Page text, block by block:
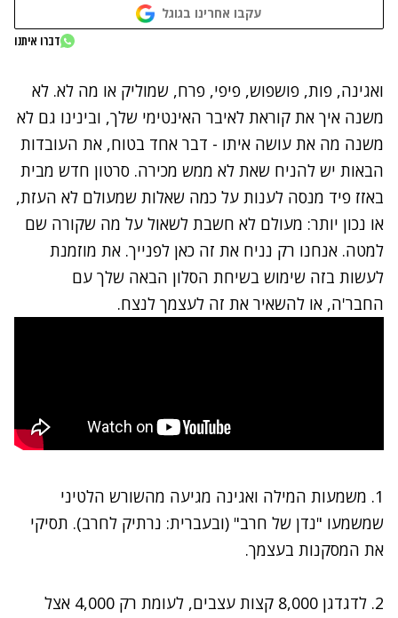
עקבו אחרינו בגוגל
דברו איתנו
ואגינה, פות, פושפוש, פיפי, פרח, שמוליק או מה לא. לא
משנה איך את קוראת לאיבר האינטימי שלך, ובינינו גם לא
משנה מה את עושה איתו - דבר אחד בטוח, את העובדות
הבאות יש להניח שאת לא ממש מכירה. סרטון חדש מבית
באזז פיד מנסה לענות על כמה שאלות שמעולם לא העזת,
או נכון יותר: מעולם לא חשבת לשאול על מה שקורה שם
למטה. אנחנו רק נניח את זה כאן לפנייך. את מוזמנת
לעשות בזה שימוש בשיחת הסלון הבאה שלך עם
החבר'ה, או להשאיר את זה לעצמך לנצח.
1. משמעות המילה ואגינה מגיעה מהשורש הלטיני
שמשמעו "נדן של חרב" (ובעברית: נרתיק לחרב). תסיקי
את המסקנות בעצמך.
2. לדגדגן 8,000 קצות עצבים, לעומת רק 4,000 אצל